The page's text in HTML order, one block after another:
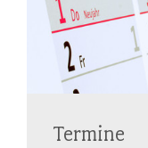
Termine